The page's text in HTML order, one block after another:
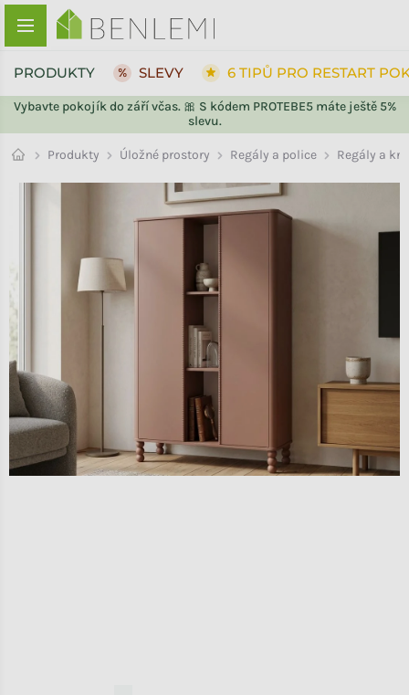
Přejít na obsah
Vybavte pokojík do září včas. 🎀 S kódem PROTEBE5 máte ještě 5%
slevu.
PRODUKTY SLEVY 6 TIPŮ PRO RESTART
Produkty Úložné prostory Regály a police Regály a
ZPĚT DO OBCHODU
ZPĚT DO OBCHODU